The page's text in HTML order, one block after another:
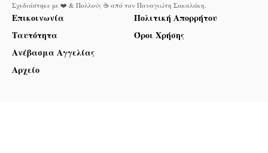
Σχεδιάστηκε με ❤️ & Πολλούς ☕ από τον Παναγιώτη Σακαλάκη.
Επικοινωνία
Ταυτότητα
Ανέβασμα Αγγελίας
Αρχείο
Πολιτική Απορρήτου
Όροι Χρήσης